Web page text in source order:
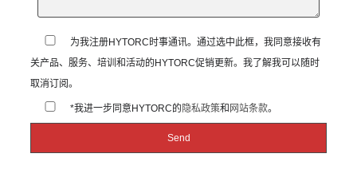
为我注册HYTORC时事通讯。通过选中此框，我同意接收有
关产品、服务、培训和活动的HYTORC促销更新。我了解我可以随时
取消订阅。
*我进一步同意HYTORC的 隐私政策和 网站条款。